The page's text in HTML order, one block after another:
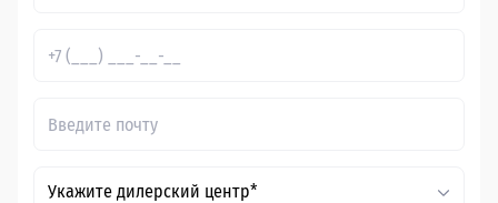
Укажите дилерский центр*